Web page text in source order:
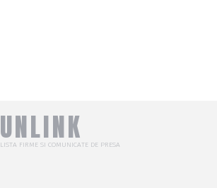
UNLINK
LISTA FIRME SI COMUNICATE DE PRESA